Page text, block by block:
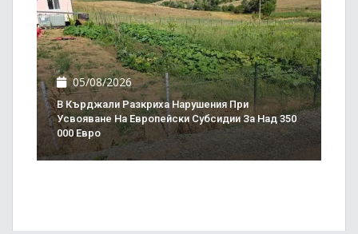
05/08/2026
В Кърджали Разкриха Нарушения При
Усвояване На Европейски Субсидии За Над 350
000 Евро